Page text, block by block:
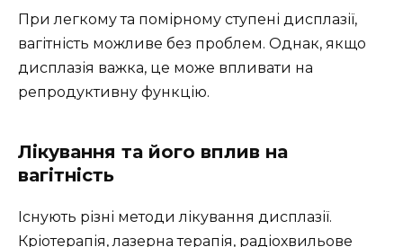
При легкому та помірному ступені дисплазії,
вагітність можливе без проблем. Однак, якщо
дисплазія важка, це може впливати на
репродуктивну функцію.
Лікування та його вплив на
вагітність
Існують різні методи лікування дисплазії.
Кріотерапія, лазерна терапія, радіохвильове